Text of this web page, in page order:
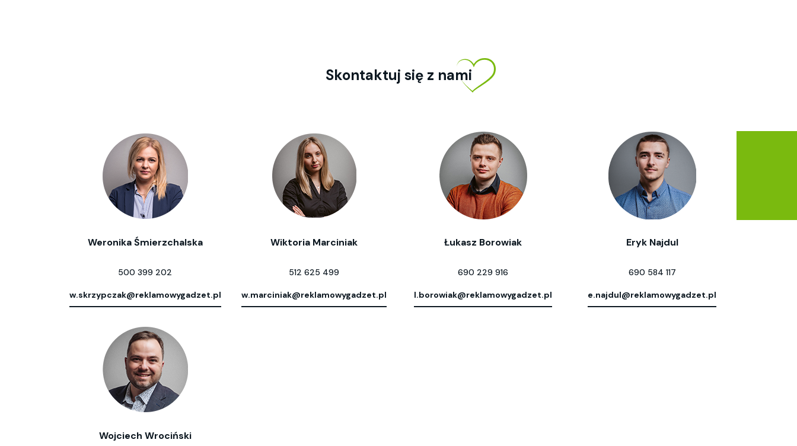
Skontaktuj się z nami
Weronika Śmierzchalska
500 399 202
w.skrzypczak@reklamowygadzet.pl
Wiktoria Marciniak
512 625 499
w.marciniak@reklamowygadzet.pl
Łukasz Borowiak
690 229 916
l.borowiak@reklamowygadzet.pl
Eryk Najdul
690 584 117
e.najdul@reklamowygadzet.pl
Wojciech Wrociński